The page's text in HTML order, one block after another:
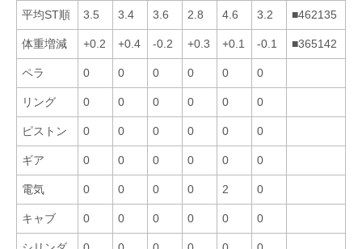
平均ST順 3.5 3.4 3.6 2.8 4.6 3.2 ■462135
体重増減 +0.2 +0.4 -0.2 +0.3 +0.1 -0.1 ■365142
ペラ 0 0 0 0 0 0
リング 0 0 0 0 0 0
ピストン 0 0 0 0 0 0
ギア 0 0 0 0 0 0
電気 0 0 0 0 2 0
キャブ 0 0 0 0 0 0